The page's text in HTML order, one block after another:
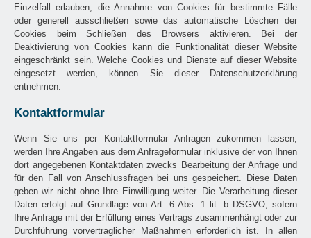
Einzelfall erlauben, die Annahme von Cookies für bestimmte Fälle
oder generell ausschließen sowie das automatische Löschen der
Cookies beim Schließen des Browsers aktivieren. Bei der
Deaktivierung von Cookies kann die Funktionalität dieser Website
eingeschränkt sein. Welche Cookies und Dienste auf dieser Website
eingesetzt werden, können Sie dieser Datenschutzerklärung
entnehmen.
Kontaktformular
Wenn Sie uns per Kontaktformular Anfragen zukommen lassen,
werden Ihre Angaben aus dem Anfrageformular inklusive der von Ihnen
dort angegebenen Kontaktdaten zwecks Bearbeitung der Anfrage und
für den Fall von Anschlussfragen bei uns gespeichert. Diese Daten
geben wir nicht ohne Ihre Einwilligung weiter. Die Verarbeitung dieser
Daten erfolgt auf Grundlage von Art. 6 Abs. 1 lit. b DSGVO, sofern
Ihre Anfrage mit der Erfüllung eines Vertrags zusammenhängt oder zur
Durchführung vorvertraglicher Maßnahmen erforderlich ist. In allen